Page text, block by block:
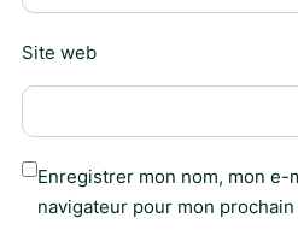
Site web
Enregistrer mon nom, mon e-
navigateur pour mon